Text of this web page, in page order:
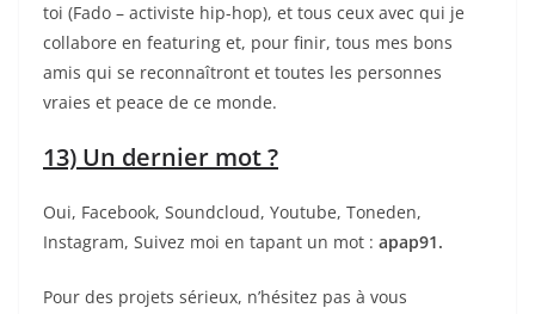
toi (Fado – activiste hip-hop), et tous ceux avec qui je
collabore en featuring et, pour finir, tous mes bons
amis qui se reconnaîtront et toutes les personnes
vraies et peace de ce monde.
13) Un dernier mot ?
Oui, Facebook, Soundcloud, Youtube, Toneden,
Instagram, Suivez moi en tapant un mot : apap91.
Pour des projets sérieux, n’hésitez pas à vous